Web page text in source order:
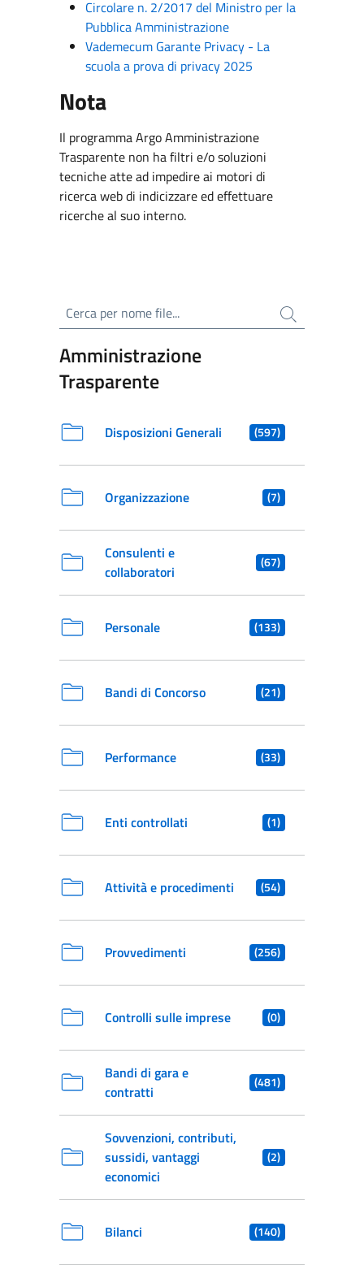
Circolare n. 2/2017 del Ministro per la
Pubblica Amministrazione
Vademecum Garante Privacy - La
scuola a prova di privacy 2025
Nota
Il programma Argo Amministrazione
Trasparente non ha filtri e/o soluzioni
tecniche atte ad impedire ai motori di
ricerca web di indicizzare ed effettuare
ricerche al suo interno.
Cerca per nome file
Amministrazione
Trasparente
Disposizioni Generali (597)
Organizzazione (7)
Consulenti e
collaboratori
(67)
Personale (133)
Bandi di Concorso (21)
Performance (33)
Enti controllati (1)
Attività e procedimenti (54)
Provvedimenti (256)
Controlli sulle imprese (0)
Bandi di gara e
contratti
(481)
Sovvenzioni, contributi,
sussidi, vantaggi
economici
(2)
Bilanci (140)